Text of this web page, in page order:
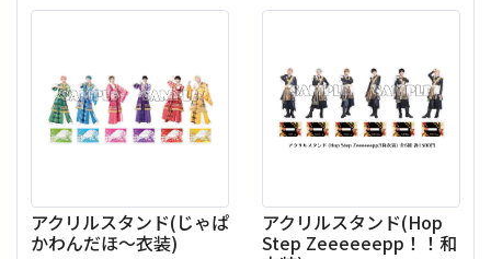
アクリルスタンド(じゃぱ
かわんだほ～衣装)
アクリルスタンド(Hop
Step Zeeeeeepp！！和